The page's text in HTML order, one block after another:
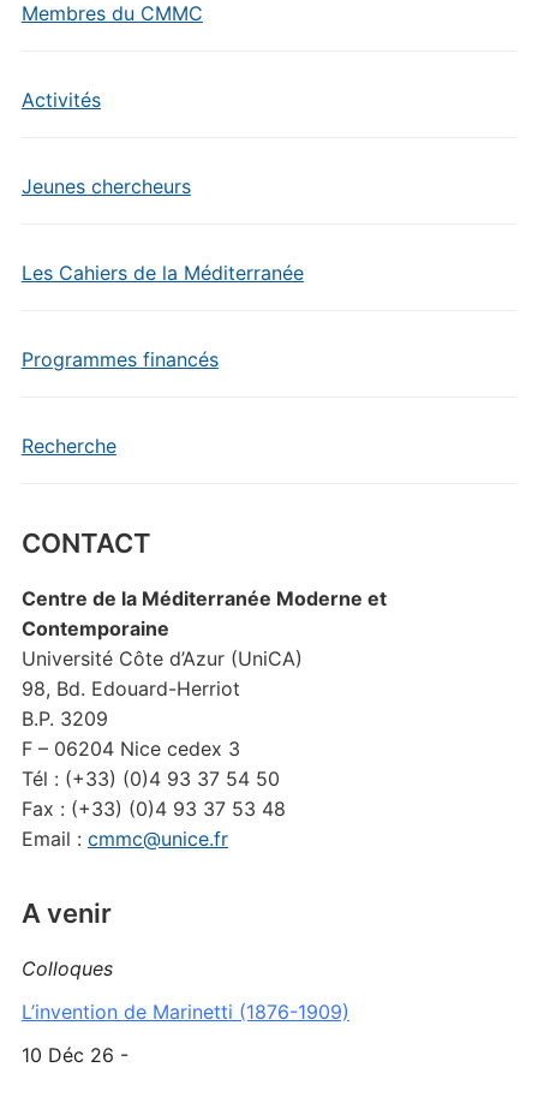
Membres du CMMC
Activités
Jeunes chercheurs
Les Cahiers de la Méditerranée
Programmes financés
Recherche
CONTACT
Centre de la Méditerranée Moderne et
Contemporaine
Université Côte d’Azur (UniCA)
98, Bd. Edouard-Herriot
B.P. 3209
F – 06204 Nice cedex 3
Tél : (+33) (0)4 93 37 54 50
Fax : (+33) (0)4 93 37 53 48
Email : cmmc@unice.fr
A venir
Colloques
L’invention de Marinetti (1876-1909)
10 Déc 26 -